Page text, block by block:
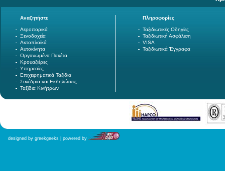
Αναζητήστε
Αεροπορικά
Ξενοδοχεία
Ακτοπλοϊκά
Αυτοκίνητα
Οργανωμένα Πακέτα
Κρουαζιέρες
Υπηρεσίες
Επιχειρηματικά Ταξίδια
Συνέδρια και Εκδηλώσεις
Ταξίδια Κινήτρων
Πληροφορίες
Ταξιδιωτικές Οδηγίες
Ταξιδιωτική Ασφάλιση
VISA
Ταξιδιωτικά Έγγραφα
designed by greekgeeks | powered by